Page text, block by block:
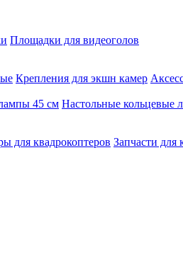
Площадки для видеоголов
Крепления для экшн камер
45 см Настольные кольцевые
для квадрокоптеров Запчасти для